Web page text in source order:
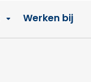
Werken bij